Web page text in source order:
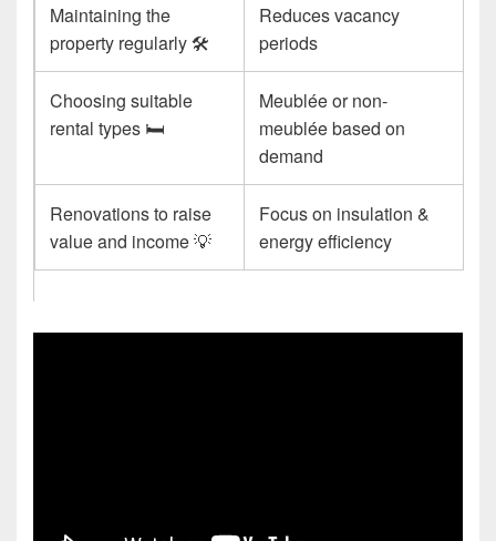
Maintaining the
property regularly 🛠️
Reduces vacancy
periods
Choosing suitable
rental types 🛏️
Meublée or non-
meublée based on
demand
Renovations to raise
value and income 💡
Focus on insulation &
energy efficiency